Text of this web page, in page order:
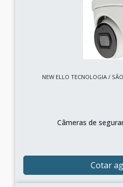
NEW ELLO TECNOLOGIA /
Câmeras de
Cotar